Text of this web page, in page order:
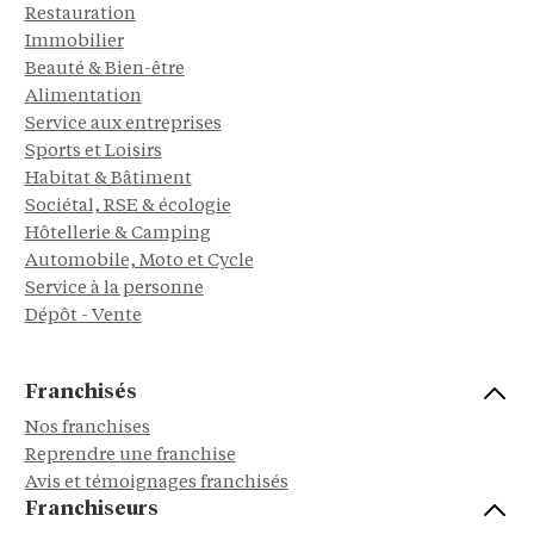
Restauration
Immobilier
Beauté & Bien-être
Alimentation
Service aux entreprises
Sports et Loisirs
Habitat & Bâtiment
Sociétal, RSE & écologie
Hôtellerie & Camping
Automobile, Moto et Cycle
Service à la personne
Dépôt - Vente
Franchisés
Nos franchises
Reprendre une franchise
Avis et témoignages franchisés
Franchiseurs